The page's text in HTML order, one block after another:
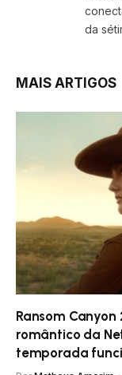
da
MAIS ARTIGOS
Ransom
romântico da
temporada